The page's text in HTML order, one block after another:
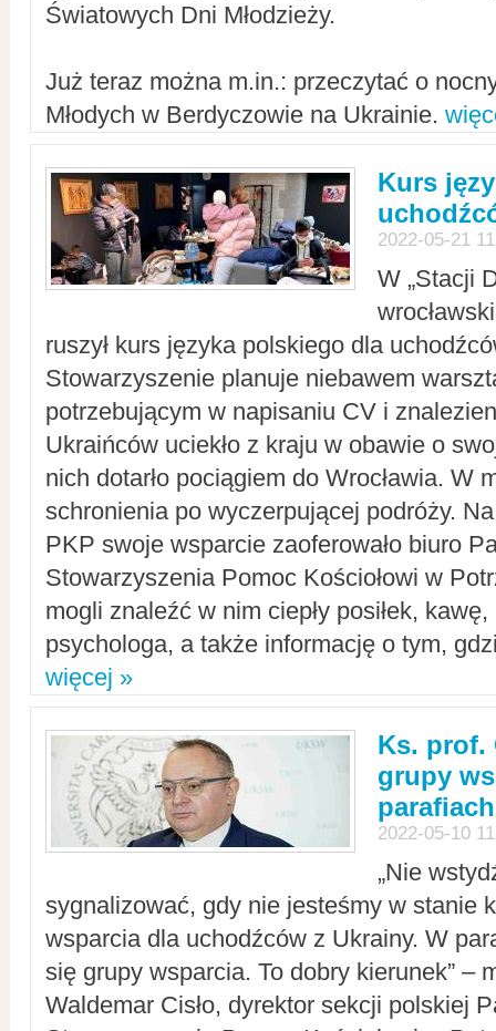
Światowych Dni Młodzieży.
Już teraz można m.in.: przeczytać o
Młodych w Berdyczowie na Ukrainie.
Kurs
2022-05-21
W „Stacji
ruszył kurs języka polskiego dla
Stowarzyszenie planuje niebawem
potrzebującym w napisaniu CV i
Ukraińców uciekło z kraju w obawie o
nich dotarło pociągiem do Wrocławia. W
schronienia po wyczerpującej podróży.
PKP swoje wsparcie zaoferowało biuro
Stowarzyszenia Pomoc Kościołowi w
mogli znaleźć w nim ciepły posiłek,
psychologa, a także informację o tym,
więcej »
Ks. prof.
grupy
parafiach
2022-05-10
„Nie
sygnalizować, gdy nie jesteśmy w stanie
wsparcia dla uchodźców z Ukrainy. W
się grupy wsparcia. To dobry kierunek” –
Waldemar Cisło, dyrektor sekcji polskiej